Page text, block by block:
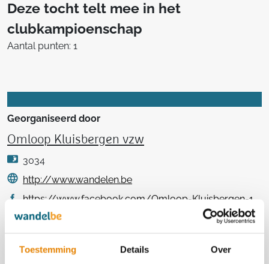
Toestemming Details Over
Deze tocht telt mee in het
clubkampioenschap
Aantal punten: 1
Georganiseerd door
Omloop Kluisbergen vzw
3034
http://www.wandelen.be
Contact
Gaby Roelens